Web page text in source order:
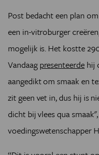
Post bedacht een plan
een in-vitroburger
mogelijk is. Het kostte
Vandaagpresenteerdehij
aangedikt om smaak en
zit geen vet in, dus hij is
dicht bij vlees qua
voedingswetenschapper